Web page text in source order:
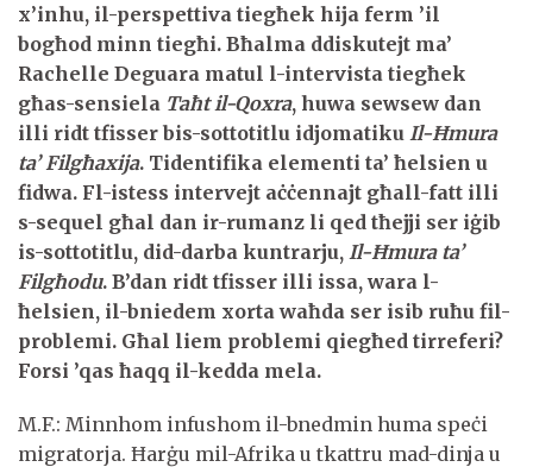
x’inhu, il-perspettiva tiegħek hija ferm ’il
bogħod minn tiegħi. Bħalma ddiskutejt ma’
Rachelle Deguara matul l-intervista tiegħek
għas-sensiela Taħt il-Qoxra, huwa sewsew dan
illi ridt tfisser bis-sottotitlu idjomatiku Il-Ħmura
ta’ Filgħaxija. Tidentifika elementi ta’ ħelsien u
fidwa. Fl-istess intervejt aċċennajt għall-fatt illi
s-sequel għal dan ir-rumanz li qed tħejji ser iġib
is-sottotitlu, did-darba kuntrarju, Il-Ħmura ta’
Filgħodu. B’dan ridt tfisser illi issa, wara l-
ħelsien, il-bniedem xorta waħda ser isib ruħu fil-
problemi. Għal liem problemi qiegħed tirreferi?
Forsi ’qas ħaqq il-kedda mela.
M.F.: Minnhom infushom il-bnedmin huma speċi
migratorja. Ħarġu mil-Afrika u tkattru mad-dinja u